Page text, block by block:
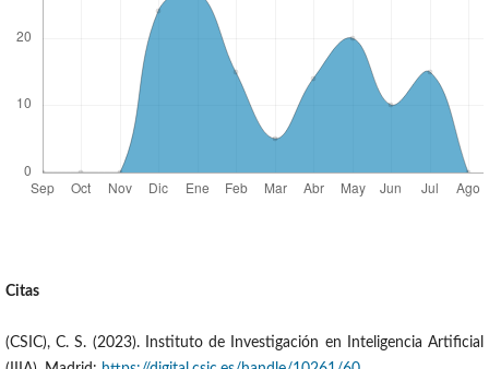
Citas
(CSIC), C. S. (2023). Instituto de Investigación en Inteligencia Artificial